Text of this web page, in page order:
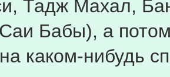
Тадж Махал,
Бабы), а
каком-нибудь